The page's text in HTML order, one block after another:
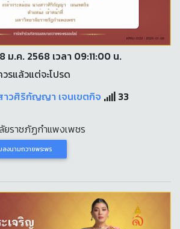
ม.ค. 2568 เวลา 09:11:00 น.
รแล้วแต่จะโปรด
าวศิริกัญญา เจนเขตกิจ
33
ยราชภัฏกำแพงเพชร
ลงนามถวายพระพร